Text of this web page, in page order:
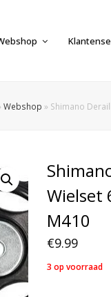
Webshop » Shimano
Wielset
M410
€9.99
3 op voorraad